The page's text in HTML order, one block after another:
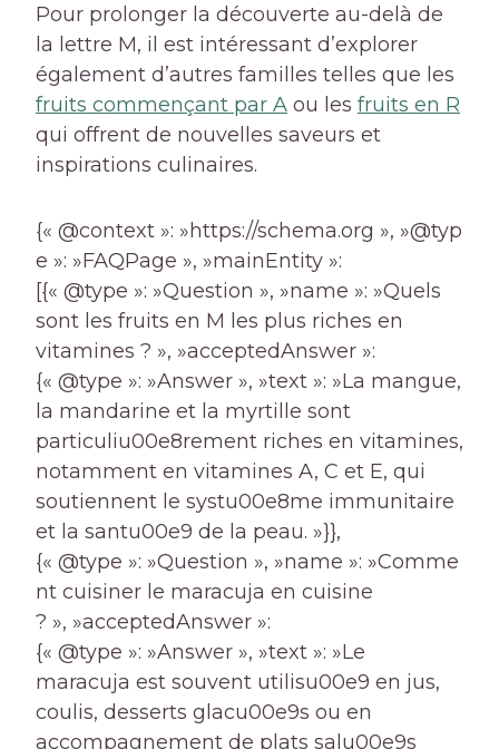
Pour prolonger la découverte au-delà de
la lettre M, il est intéressant d’explorer
également d’autres familles telles que les
fruits commençant par A ou les fruits en R
qui offrent de nouvelles saveurs et
inspirations culinaires.
{« @context »: »https://schema.org », »@typ
e »: »FAQPage », »mainEntity »:
[{« @type »: »Question », »name »: »Quels
sont les fruits en M les plus riches en
vitamines ? », »acceptedAnswer »:
{« @type »: »Answer », »text »: »La mangue,
la mandarine et la myrtille sont
particuliu00e8rement riches en vitamines,
notamment en vitamines A, C et E, qui
soutiennent le systu00e8me immunitaire
et la santu00e9 de la peau. »}},
{« @type »: »Question », »name »: »Comme
nt cuisiner le maracuja en cuisine
? », »acceptedAnswer »:
{« @type »: »Answer », »text »: »Le
maracuja est souvent utilisu00e9 en jus,
coulis, desserts glacu00e9s ou en
accompagnement de plats salu00e9s